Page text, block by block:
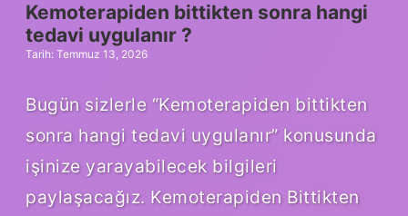
?
Kemoterapiden bittikten sonra hangi
tedavi uygulanır ?
Tarih: Temmuz 13, 2026
Bugün sizlerle “Kemoterapiden bittikten
sonra hangi tedavi uygulanır” konusunda
işinize yarayabilecek bilgileri
paylaşacağız. Kemoterapiden Bittikten